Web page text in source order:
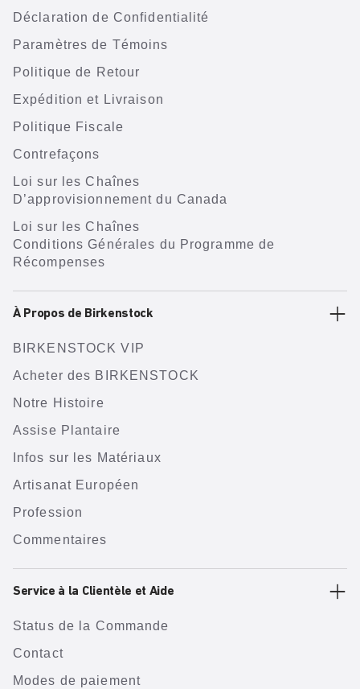
Déclaration de Confidentialité
Paramètres de Témoins
Politique de Retour
Expédition et Livraison
Politique Fiscale
Contrefaçons
Loi sur les Chaînes
D’approvisionnement du Canada
Loi sur les Chaînes
Conditions Générales du Programme de
Récompenses
À Propos de Birkenstock
BIRKENSTOCK VIP
Acheter des BIRKENSTOCK
Notre Histoire
Assise Plantaire
Infos sur les Matériaux
Artisanat Européen
Profession
Commentaires
Service à la Clientèle et Aide
Status de la Commande
Contact
Modes de paiement